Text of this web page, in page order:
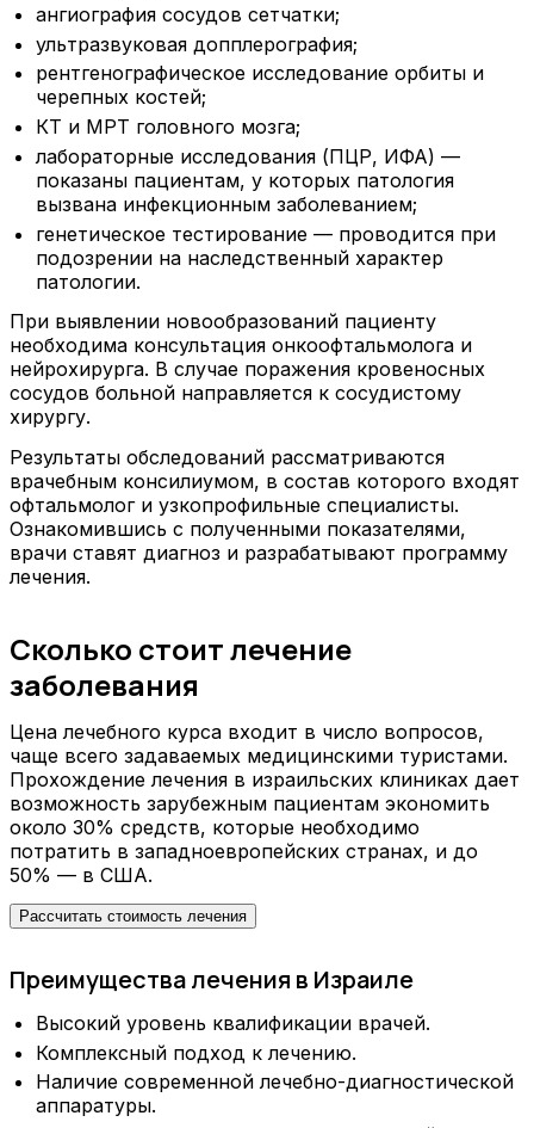
ангиография сосудов сетчатки;
ультразвуковая допплерография;
рентгенографическое исследование орбиты и
черепных костей;
КТ и МРТ головного мозга;
лабораторные исследования (ПЦР, ИФА) —
показаны пациентам, у которых патология
вызвана инфекционным заболеванием;
генетическое тестирование — проводится при
подозрении на наследственный характер
патологии.
При выявлении новообразований пациенту
необходима консультация онкоофтальмолога и
нейрохирурга. В случае поражения кровеносных
сосудов больной направляется к сосудистому
хирургу.
Результаты обследований рассматриваются
врачебным консилиумом, в состав которого входят
офтальмолог и узкопрофильные специалисты.
Ознакомившись с полученными показателями,
врачи ставят диагноз и разрабатывают программу
лечения.
Сколько стоит лечение
заболевания
Цена лечебного курса входит в число вопросов,
чаще всего задаваемых медицинскими туристами.
Прохождение лечения в израильских клиниках дает
возможность зарубежным пациентам экономить
около 30% средств, которые необходимо
потратить в западноевропейских странах, и до
50% — в США.
Рассчитать стоимость лечения
Преимущества лечения в Израиле
Высокий уровень квалификации врачей.
Комплексный подход к лечению.
Наличие современной лечебно-диагностической
аппаратуры.